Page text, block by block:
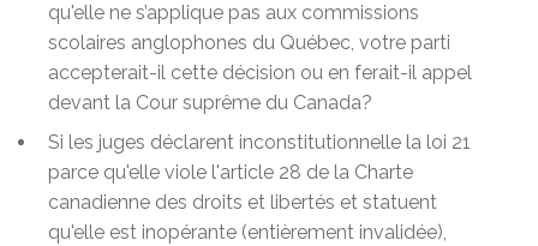
qu'elle ne s’applique pas aux commissions
scolaires anglophones du Québec, votre parti
accepterait-il cette décision ou en ferait-il appel
devant la Cour suprême du Canada?
Si les juges déclarent inconstitutionnelle la loi 21
parce qu'elle viole l'article 28 de la Charte
canadienne des droits et libertés et statuent
qu'elle est inopérante (entièrement invalidée),